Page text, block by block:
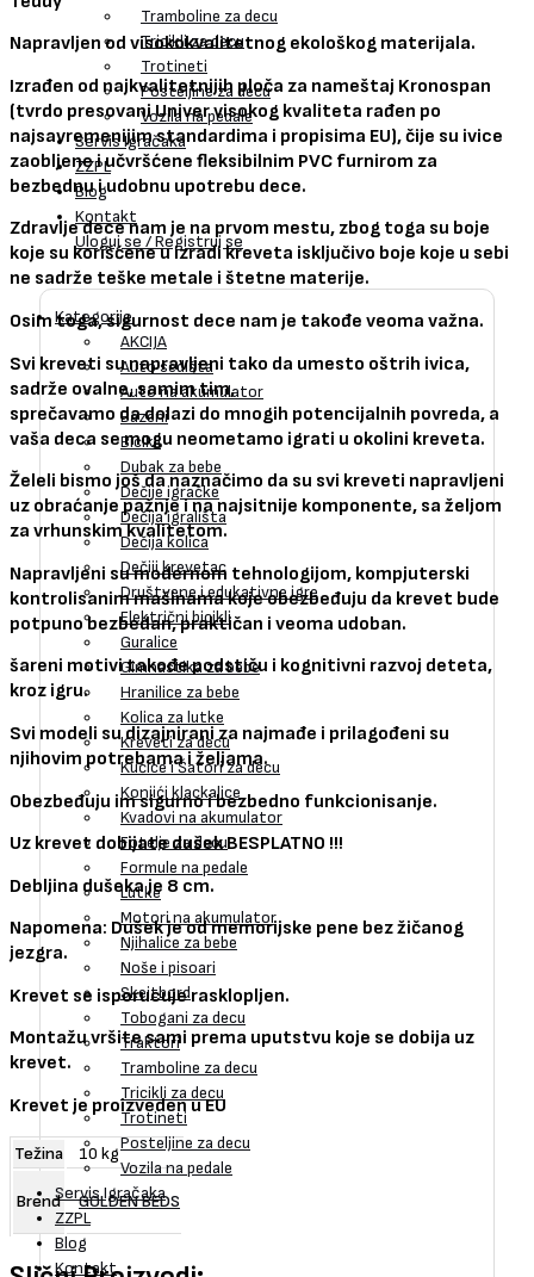
Tramboline za decu
Tricikli za decu
Trotineti
Posteljine za decu
Vozila na pedale
Servis Igračaka
ZZPL
Blog
Kontakt
Uloguj se / Registruj se
Kategorije
AKCIJA
Auto sedišta
Auto na akumulator
Bazeni
Bicikli
Dubak za bebe
Dečije igračke
Dečija igrališta
Dečija kolica
Dečiji krevetac
Društvene i edukativne igre
Električni bicikli
Guralice
Gimnastika za bebe
Hranilice za bebe
Kolica za lutke
Kreveti za decu
Kućice i Šatori za decu
Konjići klackalice
Kvadovi na akumulator
Fotelje za decu
Formule na pedale
Lutke
Motori na akumulator
Njihalice za bebe
Noše i pisoari
Skejtbord
Tobogani za decu
Traktori
Tramboline za decu
Tricikli za decu
Trotineti
Posteljine za decu
Vozila na pedale
Servis Igračaka
ZZPL
Blog
Kontakt
Napravljen od visokokvalitetnog ekološkog materijala.
Izrađen od najkvalitetnijih ploča za nameštaj Kronospan
(tvrdo presovani Univer visokog kvaliteta rađen po
najsavremenijim standardima i propisima EU), čije su ivice
zaobljene i učvršćene fleksibilnim PVC furnirom za
bezbednu i udobnu upotrebu dece.
Zdravlje dece nam je na prvom mestu, zbog toga su boje
koje su korišćene u izradi kreveta isključivo boje koje u sebi
ne sadrže teške metale i štetne materije.
Osim toga, sigurnost dece nam je takođe veoma važna.
Svi kreveti su napravljeni tako da umesto oštrih ivica,
sadrže ovalne, samim tim,
sprečavamo da dolazi do mnogih potencijalnih povreda, a
vaša deca se mogu neometamo igrati u okolini kreveta.
Želeli bismo još da naznačimo da su svi kreveti napravljeni
uz obraćanje pažnje i na najsitnije komponente, sa željom
za vrhunskim kvalitetom.
Napravljeni su modernom tehnologijom, kompjuterski
kontrolisanim mašinama koje obezbeđuju da krevet bude
potpuno bezbedan, praktičan i veoma udoban.
šareni motivi takođe podstiču i kognitivni razvoj deteta,
kroz igru.
Svi modeli su dizajnirani za najmađe i prilagođeni su
njihovim potrebama i željama.
Obezbeđuju im sigurno i bezbedno funkcionisanje.
Uz krevet dobijate dušek BESPLATNO !!!
Debljina dušeka je 8 cm.
Napomena: Dušek je od memorijske pene bez žičanog
jezgra.
Krevet se isporucuje rasklopljen.
Montažu vršite sami prema uputstvu koje se dobija uz
krevet.
Krevet je proizveden u EU
Težina 10 kg
Brend GOLDEN BEDS